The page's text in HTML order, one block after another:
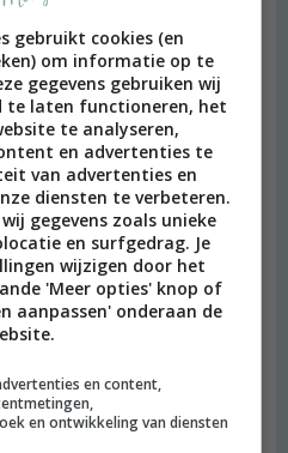
deden in dat ene restaurant. En
nu ook een museumpas
zijn voor in de toekomst.
tote bag heb je daar :D :D I love
gebruikt cookies (en
om informatie op te
gegevens gebruiken wij
te laten functioneren, het
te analyseren,
en advertenties te
van advertenties en
diensten te verbeteren.
gegevens zoals unieke
en surfgedrag. Je
wijzigen door het
'Meer opties' knop of
aanpassen' onderaan de
en content,
en ontwikkeling van diensten